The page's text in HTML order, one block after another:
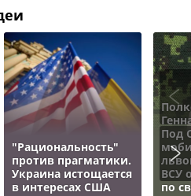
"Рациональность"
против прагматики.
Украина истощается
в интересах США
Под
ВСУ
по